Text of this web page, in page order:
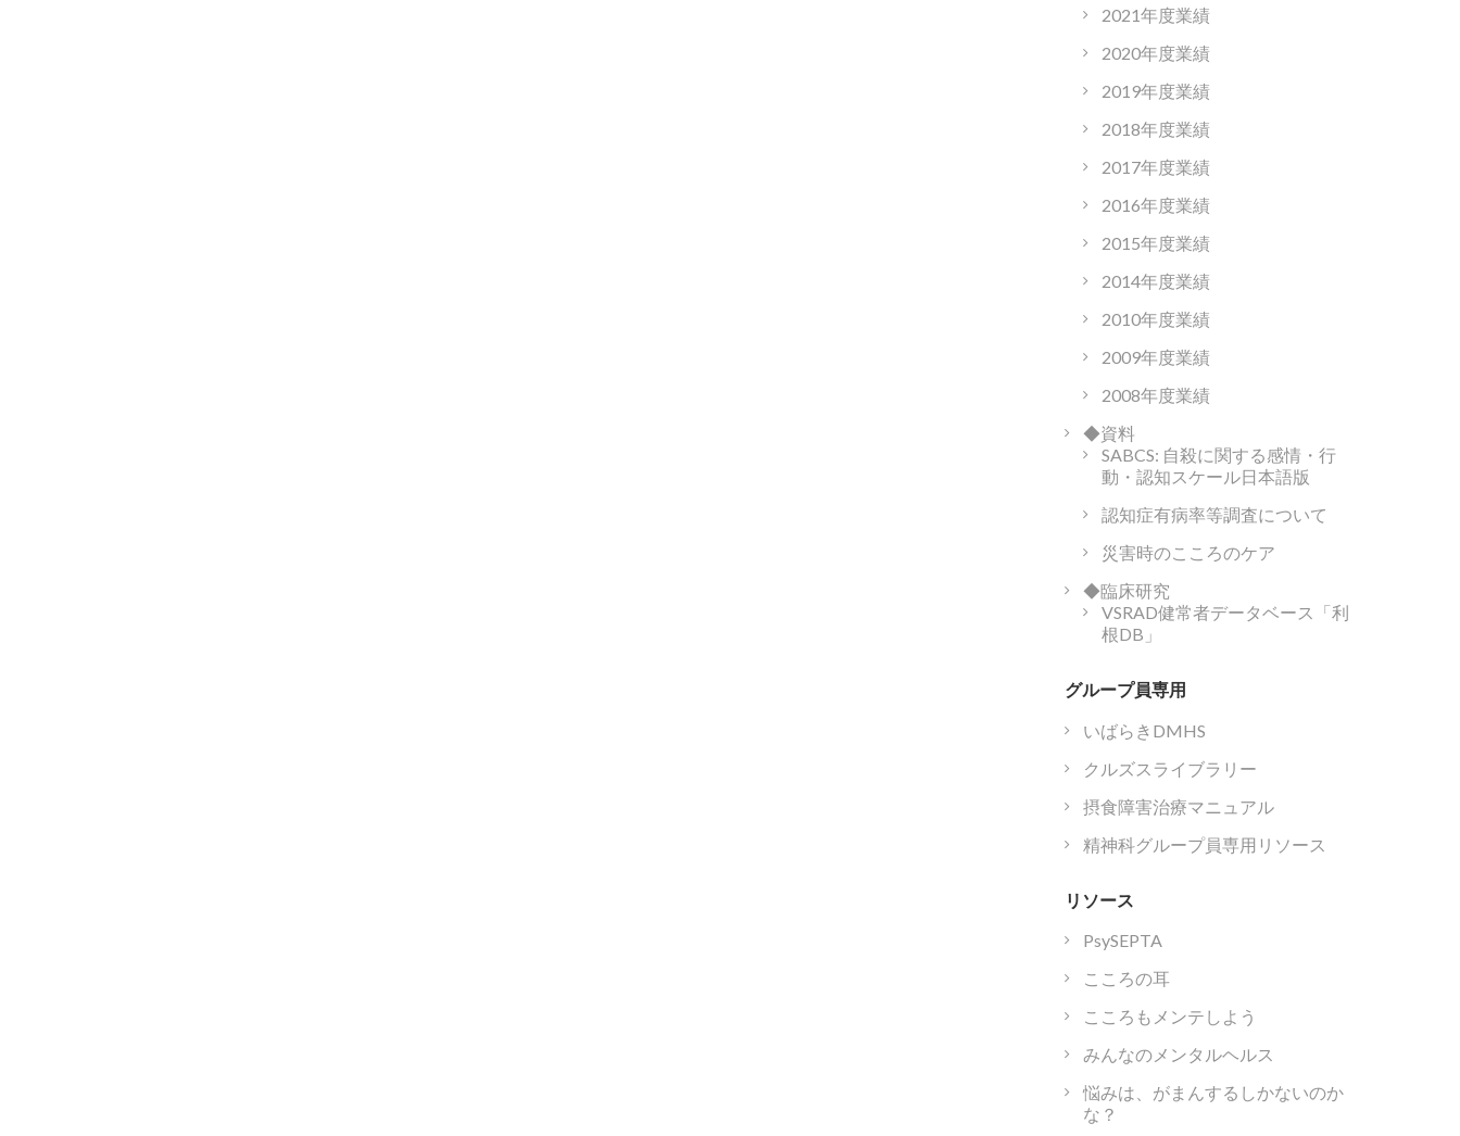
2021年度業績
2020年度業績
2019年度業績
2018年度業績
2017年度業績
2016年度業績
2015年度業績
2014年度業績
2010年度業績
2009年度業績
2008年度業績
◆資料
SABCS: 自殺に関する感情・行
動・認知スケール日本語版
認知症有病率等調査について
災害時のこころのケア
◆臨床研究
VSRAD健常者データベース「利
根DB」
グループ員専用
いばらきDMHS
クルズスライブラリー
摂食障害治療マニュアル
精神科グループ員専用リソース
リソース
PsySEPTA
こころの耳
こころもメンテしよう
みんなのメンタルヘルス
悩みは、がまんするしかないのか
な？